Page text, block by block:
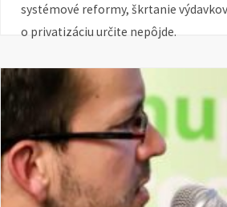
systémové reformy, škrtanie
o privatizáciu určite nepôjde.